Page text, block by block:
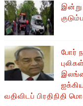
இன்று
போர்
வதிவிடப் பிரதிநிதி